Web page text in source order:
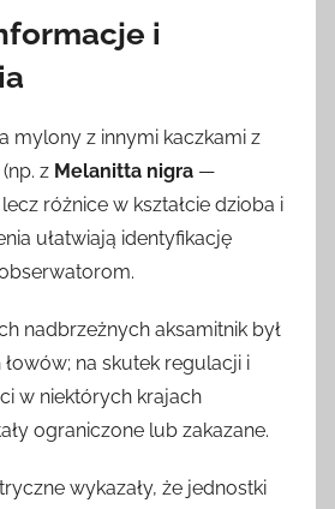
i
mylony z innymi kaczkami z
z Melanitta nigra —
różnice w kształcie dzioba i
ułatwiają identyfikację
nadbrzeżnych aksamitnik był
na skutek regulacji i
w niektórych krajach
ograniczone lub zakazane.
wykazały, że jednostki